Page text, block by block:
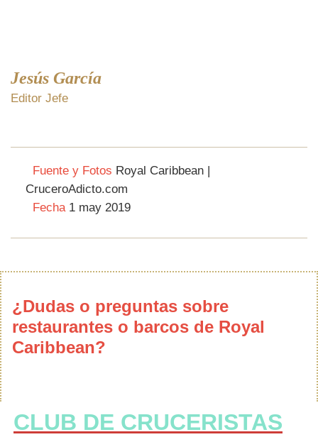
Jesús García
Editor Jefe
Fuente y Fotos Royal Caribbean |
CruceroAdicto.com
Fecha1 may 2019
¿Dudas o preguntas sobre
restaurantes o barcos de Royal
Caribbean?
CLUB DE CRUCERISTAS